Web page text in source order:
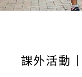
課外活動